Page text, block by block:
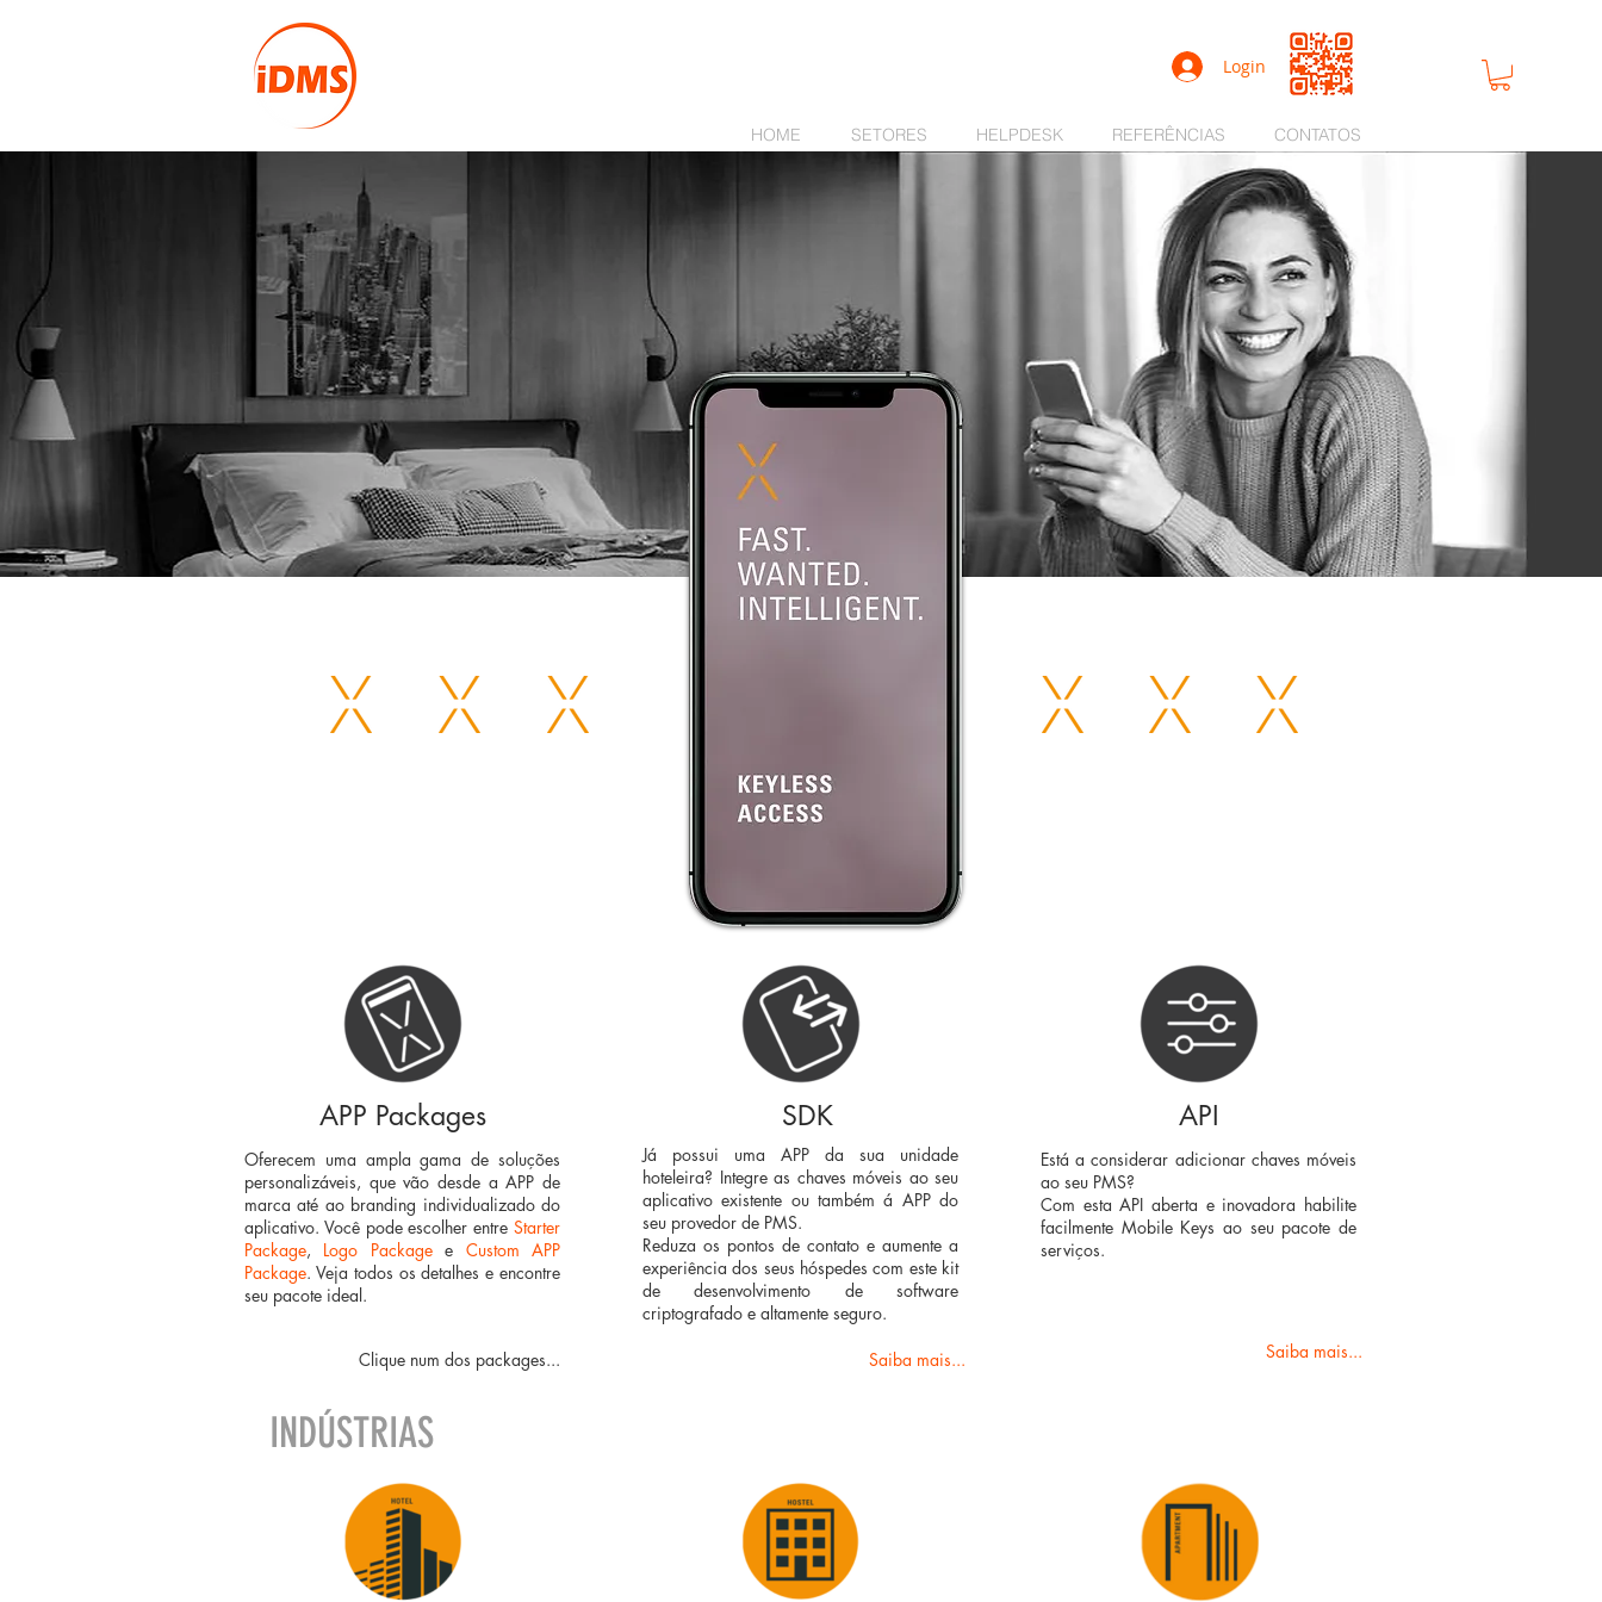
Login
HOME SETORES HELPDESK REFERÊNCIAS CONTATOS
APP Packages
Oferecem uma ampla gama de soluções
personalizáveis, que vão desde a APP de
marca até ao branding individualizado do
aplicativo. Você pode escolher entre Starter
Package, Logo Packagee Custom APP
Package. Veja todos os detalhes e encontre
seu pacote ideal.
Clique num dos packages...
SDK
Já possui uma APP da sua unidade
hoteleira? Integre as chaves móveis ao seu
aplicativo existente ou também á APP do
seu provedor de PMS.
Reduza os pontos de contato e aumente a
experiência dos seus hóspedes com este kit
de desenvolvimento de software
criptografado e altamente seguro.
Saiba mais...
API
Está a considerar adicionar chaves móveis
ao seu PMS?
Com esta API aberta e inovadora habilite
facilmente Mobile Keys ao seu pacote de
serviços.
Saiba mais...
INDÚSTRIAS